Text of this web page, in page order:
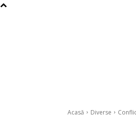
Acasă Diverse